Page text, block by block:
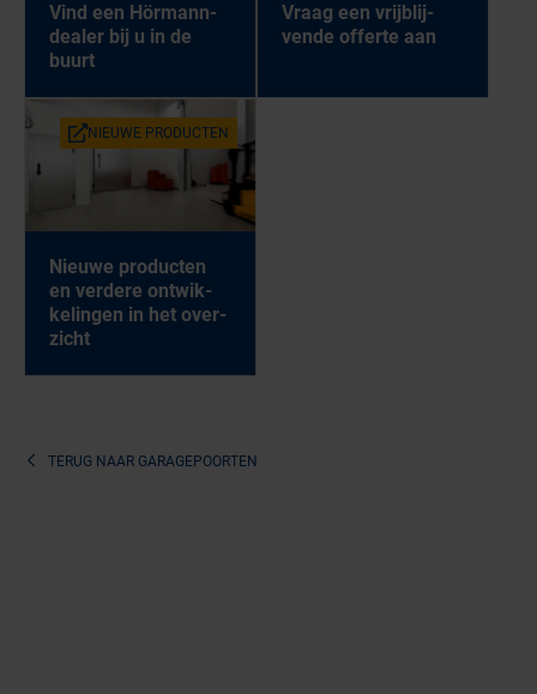
Vind een Hör­mann-
dea­ler bij u in de
buurt
Vraag een vrij­blij­
ven­de of­fer­te aan
NIEU­WE PRO­DUC­TEN
Nieu­we pro­duc­ten
en ver­de­re ont­wik­
ke­lin­gen in het over­
zicht
TERUG NAAR GARAGEPOORTEN